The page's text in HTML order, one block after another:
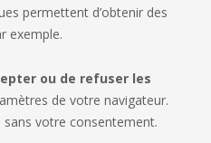
permettent d’obtenir des
exemple.
ou de refuser les
de votre navigateur.
votre consentement.